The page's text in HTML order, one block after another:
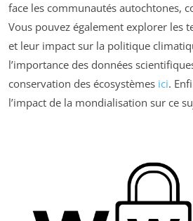
face les communautés autochtones,
Vous pouvez également explorer les
et leur impact sur la politique
l’importance des données
conservation des écosystèmes ici.
l’impact de la mondialisation sur ce